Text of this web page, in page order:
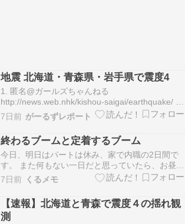
地震 北海道・青森県・岩手県で震度4
1. 匿名@ガールズちゃんねる
http://news.web.nhk/kishou-saigai/earthquake/ 震
度4 北海道 函館市 青森県 平内町、外ヶ浜町、野
辺地町、七戸町、横浜町、東北町、階上町、東通
村 岩手県 二戸市 2026/08/01(土) 11:54…
7日前 がーるずレポート
終わるブームと定着するブーム
今日、明日はパートは休み、家で内職の2日間で
す。 また何もない一日だと思っていたら、お昼前
に青森中心に地震がありました。 最大で震度4、
うちの周辺は震度2の弱い揺れでしたが、最近の
地震は揺れる時間が長いような気が。 熊本のよう
な大変な地震ではないけれど、日本の南で揺れ、
数日後に…
7日前 くるメモ
【速報】北海道と青森で震度４の揺れ観
測